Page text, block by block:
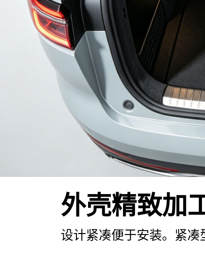
外壳精致加
设计紧凑便于安装。紧